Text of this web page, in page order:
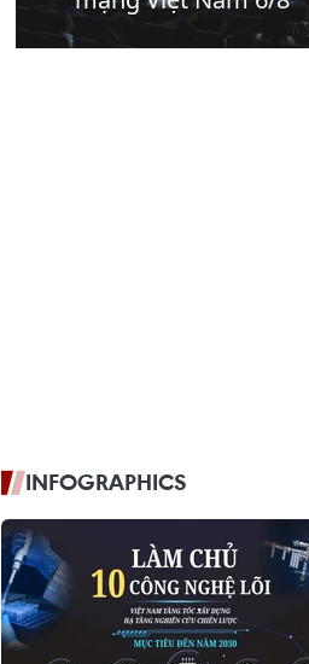
INFOGRAPHICS